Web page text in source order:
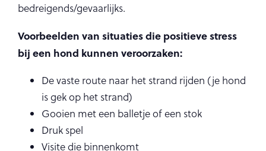
bedreigends/gevaarlijks.
Voorbeelden van situaties die positieve stress
bij een hond kunnen veroorzaken:
De vaste route naar het strand rijden (je hond
is gek op het strand)
Gooien met een balletje of een stok
Druk spel
Visite die binnenkomt